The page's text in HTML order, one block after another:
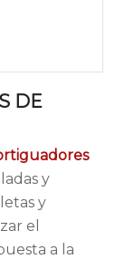
DE
y
y
el
a la